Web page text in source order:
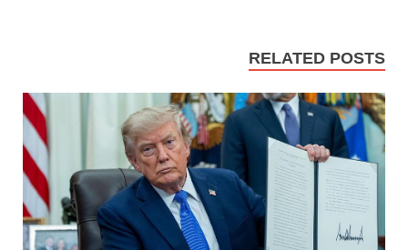
RELATED POSTS